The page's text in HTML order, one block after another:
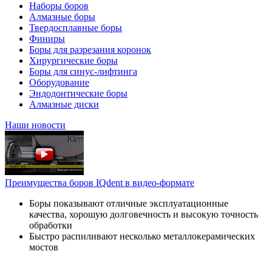
Наборы боров
Алмазные боры
Твердосплавные боры
Финиры
Боры для разрезания коронок
Хирургические боры
Боры для синус-лифтинга
Оборудование
Эндодонтические боры
Алмазные диски
Наши новости
Преимущества боров IQdent в видео-формате
Боры показывают отличные эксплуатационные
качества, хорошую долговечность и высокую точность
обработки
Быстро распиливают несколько металлокерамических
мостов